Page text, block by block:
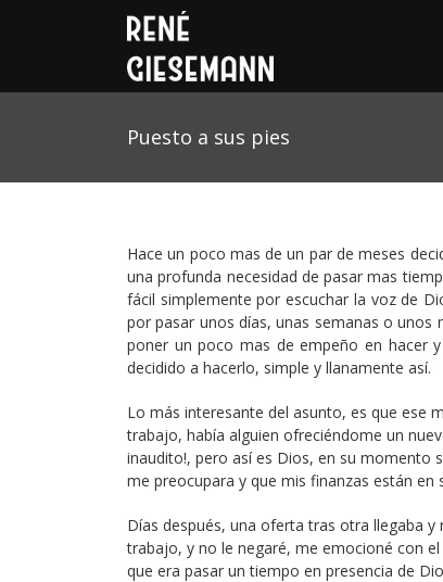
Puesto a sus pies
Hace un poco mas de un par de meses
una profunda necesidad de pasar mas
fácil simplemente por escuchar la voz de
por pasar unos días, unas semanas o
poner un poco mas de empeño en hacer
decidido a hacerlo, simple y llanamente así.
Lo más interesante del asunto, es que ese
trabajo, había alguien ofreciéndome un
inaudito!, pero así es Dios, en su momento
me preocupara y que mis finanzas están
Días después, una oferta tras otra llegaba
trabajo, y no le negaré, me emocioné con
que era pasar un tiempo en presencia de